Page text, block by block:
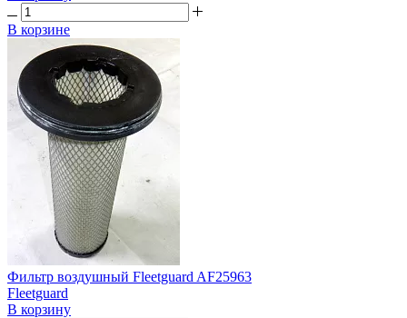
В корзине
Фильтр воздушный Fleetguard AF25963
Fleetguard
В корзину